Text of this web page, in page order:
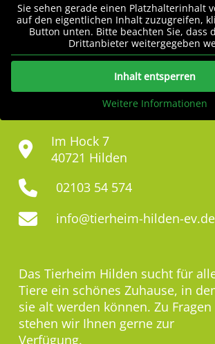
Sie sehen gerade einen Platzhalterinhalt
auf den eigentlichen Inhalt zuzugreifen,
Button unten. Bitte beachten Sie, dass
Drittanbieter weitergegeben
Inhalt entsperren
Weitere Informationen
Im Hock 7
40721 Hilden
02103 54 574
info@tierheim-hilden-ev.de
Das Tierheim Hilden sucht für
Tiere ein schönes Zuhause, in
sie alt werden können. Zu Fragen
stehen wir Ihnen gerne zur
Verfügung.